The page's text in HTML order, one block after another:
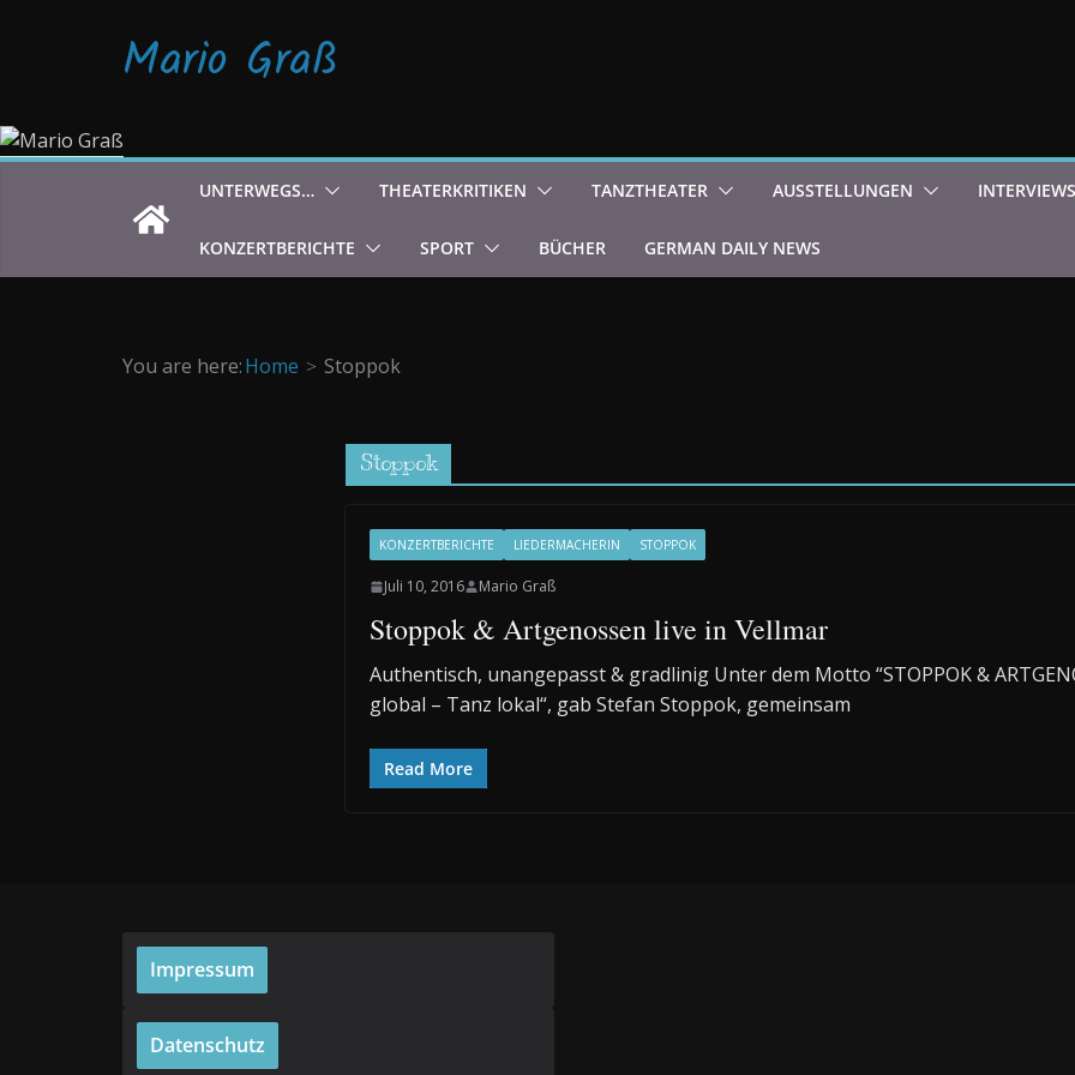
Mario Graß
UNTERWEGS… THEATERKRITIKEN TANZTHEATER AUSSTELLUNGEN INTERVIEWS
KONZERTBERICHTE SPORT BÜCHER GERMAN DAILY NEWS
You are here:Home Stoppok
Stoppok
KONZERTBERICHTE LIEDERMACHERIN STOPPOK
Juli 10, 2016 Mario Graß
Stoppok & Artgenossen live in Vellmar
Authentisch, unangepasst & gradlinig Unter dem Motto “STOPPOK &
global – Tanz lokal“, gab Stefan Stoppok, gemeinsam
Read More
Impressum
Datenschutz